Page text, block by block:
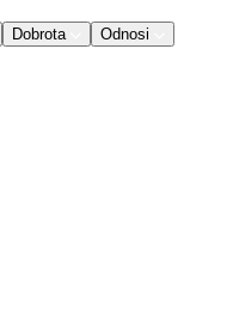
Dobrota
Odnosi